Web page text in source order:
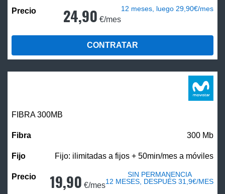
24,90 €/mes
12 meses, luego 29,90€/mes
CONTRATAR
FIBRA 300MB
300 Mb
Fijo: ilimitadas a fijos + 50min/mes a móviles
19,90 €/mes
SIN PERMANENCIA
12 MESES, DESPUÉS 31,9€/MES